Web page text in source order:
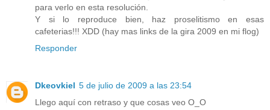
para verlo en esta resolución.
Y si lo reproduce bien, haz proselitismo en esas
cafeterias!!! XDD (hay mas links de la gira 2009 en mi flog)
Responder
Dkeovkiel 5 de julio de 2009 a las 23:54
Llego aquí con retraso y que cosas veo O_O